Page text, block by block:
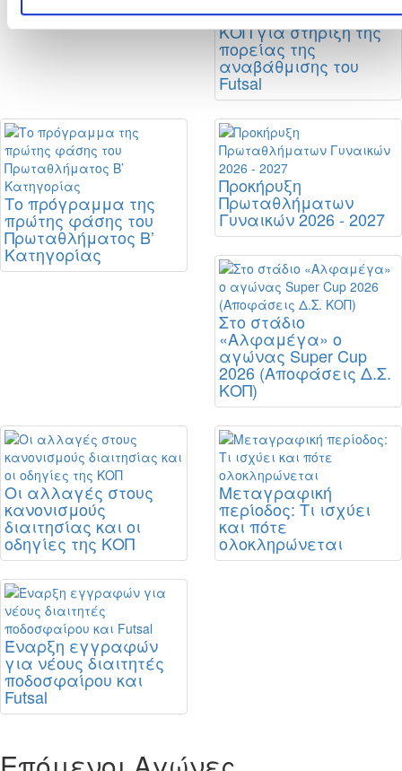
Σταθερή η θέση της
ΚΟΠ για στήριξη της
πορείας της
αναβάθμισης του
Futsal
Το πρόγραμμα της
πρώτης φάσης του
Πρωταθλήματος Β’
Κατηγορίας
Προκήρυξη
Πρωταθλήματων
Γυναικών 2026 - 2027
Στο στάδιο
«Αλφαμέγα» ο
αγώνας Super Cup
2026 (Αποφάσεις Δ.Σ.
ΚΟΠ)
Οι αλλαγές στους
κανονισμούς
διαιτησίας και οι
οδηγίες της ΚΟΠ
Μεταγραφική
περίοδος: Τι ισχύει
και πότε
ολοκληρώνεται
Έναρξη εγγραφών
για νέους διαιτητές
ποδοσφαίρου και
Futsal